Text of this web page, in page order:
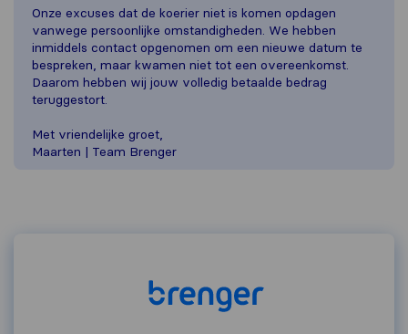
Onze excuses dat de koerier niet is komen opdagen
vanwege persoonlijke omstandigheden. We hebben
inmiddels contact opgenomen om een nieuwe datum te
bespreken, maar kwamen niet tot een overeenkomst.
Daarom hebben wij jouw volledig betaalde bedrag
teruggestort.
Met vriendelijke groet,
Maarten | Team Brenger